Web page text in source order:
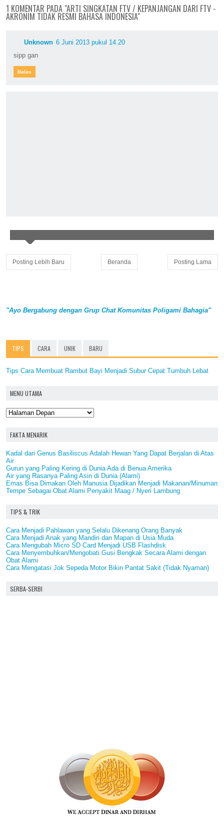
1 KOMENTAR PADA "ARTI SINGKATAN FTV / KEPANJANGAN DARI FTV -
AKRONIM TIDAK RESMI BAHASA INDONESIA"
Unknown 6 Juni 2013 pukul 14.20
sipp gan
Balas
Posting Lebih Baru Posting Lama
Beranda
"Ayo Bergabung dengan Grup Chat Komunitas Poligami Bahagia"
TIPS CARA UNIK BARU
Tips Cara Membuat Rambut Bayi Menjadi Subur Cepat Tumbuh Lebat
MENU UTAMA
FAKTA MENARIK
Kadal dari Genus Basiliscus Adalah Hewan Yang Dapat Berjalan di Atas
Air
Gurun yang Paling Kering di Dunia Ada di Benua Amerika
Air yang Rasanya Paling Asin di Dunia (Alami)
Emas Bisa Dimakan Oleh Manusia Dijadikan Menjadi Makanan/Minuman
Tempe Sebagai Obat Alami Penyakit Maag / Nyeri Lambung
TIPS & TRIK
Cara Menjadi Pahlawan yang Selalu Dikenang Orang Banyak
Cara Menjadi Anak yang Mandiri dan Mapan di Usia Muda
Cara Mengubah Micro SD Card Menjadi USB Flashdisk
Cara Menyembuhkan/Mengobati Gusi Bengkak Secara Alami dengan
Obat Alami
Cara Mengatasi Jok Sepeda Motor Bikin Pantat Sakit (Tidak Nyaman)
SERBA-SERBI